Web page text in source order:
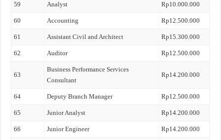
59 Analyst Rp10.000.000
60 Accounting Rp12.500.000
61 Assistant Civil and Architect Rp15.300.000
62 Auditor Rp12.500.000
63
Business Performance Services
Consultant
Rp14.200.000
64 Deputy Branch Manager Rp12.500.000
65 Junior Analyst Rp14.200.000
66 Junior Engineer Rp14.200.000